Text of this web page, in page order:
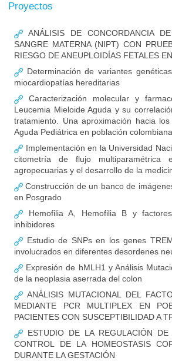
Proyectos
ANÁLISIS DE CONCORDANCIA
SANGRE MATERNA (NIPT) CON
RIESGO DE ANEUPLOIDÍAS FETALES
Determinación de variantes
miocardiopatías hereditarias
Caracterización molecular y
Leucemia Mieloide Aguda y su
tratamiento. Una aproximación hacia
Aguda Pediátrica en población colombiana
Implementación en la Universidad
citometría de flujo
agropecuarias y el desarrollo de la
Construcción de un banco de
en Posgrado
Hemofilia A, Hemofilia B y
inhibidores
Estudio de SNPs en los genes
involucrados en diferentes desordenes
Expresión de hMLH1 y Análisis
de la neoplasia aserrada del colon
ANÁLISIS MUTACIONAL DEL
MEDIANTE PCR MULTIPLEX EN
PACIENTES CON SUSCEPTIBILIDAD A
ESTUDIO DE LA REGULACIÓN DE
CONTROL DE LA HOMEOSTASIS
DURANTE LA GESTACIÓN